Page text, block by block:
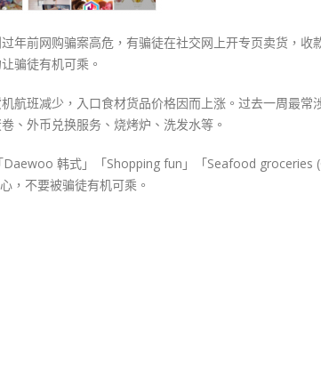
〉
年前网购骗案高危，有骗徒在社交网上开专页卖货，收
骗徒有机可乘。
航班减少，入口食材货品价格因而上涨。过去一周最常
、外币兑换服务、烧烤炉、洗发水等。
韩式」「Shopping fun」「Seafood groceries
，不要被骗徒有机可乘。